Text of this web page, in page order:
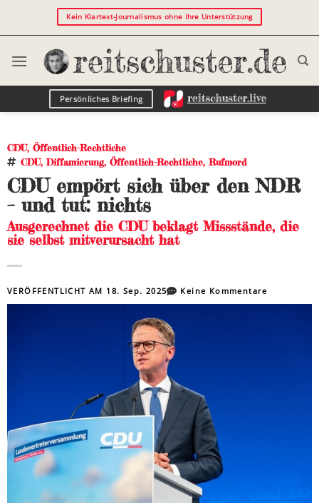
Kein Klartext-Journalismus ohne Ihre Unterstützung
Persönliches Briefing
CDU, Öffentlich-Rechtliche
CDU,Diffamierung, Öffentlich-Rechtliche, Rufmord
CDU empört sich über den NDR
– und tut: nichts
Ausgerechnet die CDU beklagt Missstände, die
sie selbst mitverursacht hat
VERÖFFENTLICHT AM 18. Sep. 2025 Keine Kommentare